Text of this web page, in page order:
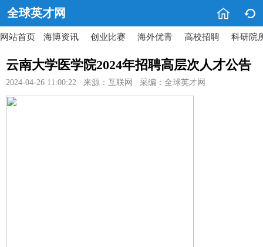
全球英才网  
网站首页 海博资讯 创业比赛 海外优青 高校招聘 科研院
云南大学医学院2024年招聘高层次人才公告
2024-04-26 11:00:22 来源：互联网 采编：全球英才网